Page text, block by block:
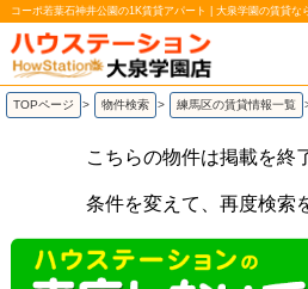
コーポ若葉石神井公園の1K賃貸アパート | 大泉学園の賃貸な
TOPページ > 物件検索 > 練馬区の賃貸情報一覧
こちらの物件は掲載を終
条件を変えて、再度検索